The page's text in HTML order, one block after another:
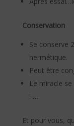
Conservation
Se conserve
hermétique.
Peut être
Le miracle
! …
Et pour vous,